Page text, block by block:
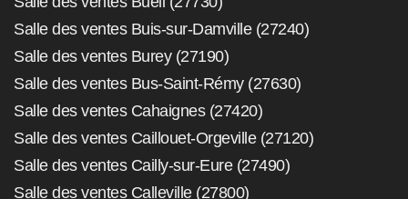
Salle des ventes Buis-sur-Damville (27240)
Salle des ventes Burey (27190)
Salle des ventes Bus-Saint-Rémy (27630)
Salle des ventes Cahaignes (27420)
Salle des ventes Caillouet-Orgeville (27120)
Salle des ventes Cailly-sur-Eure (27490)
Salle des ventes Calleville (27800)